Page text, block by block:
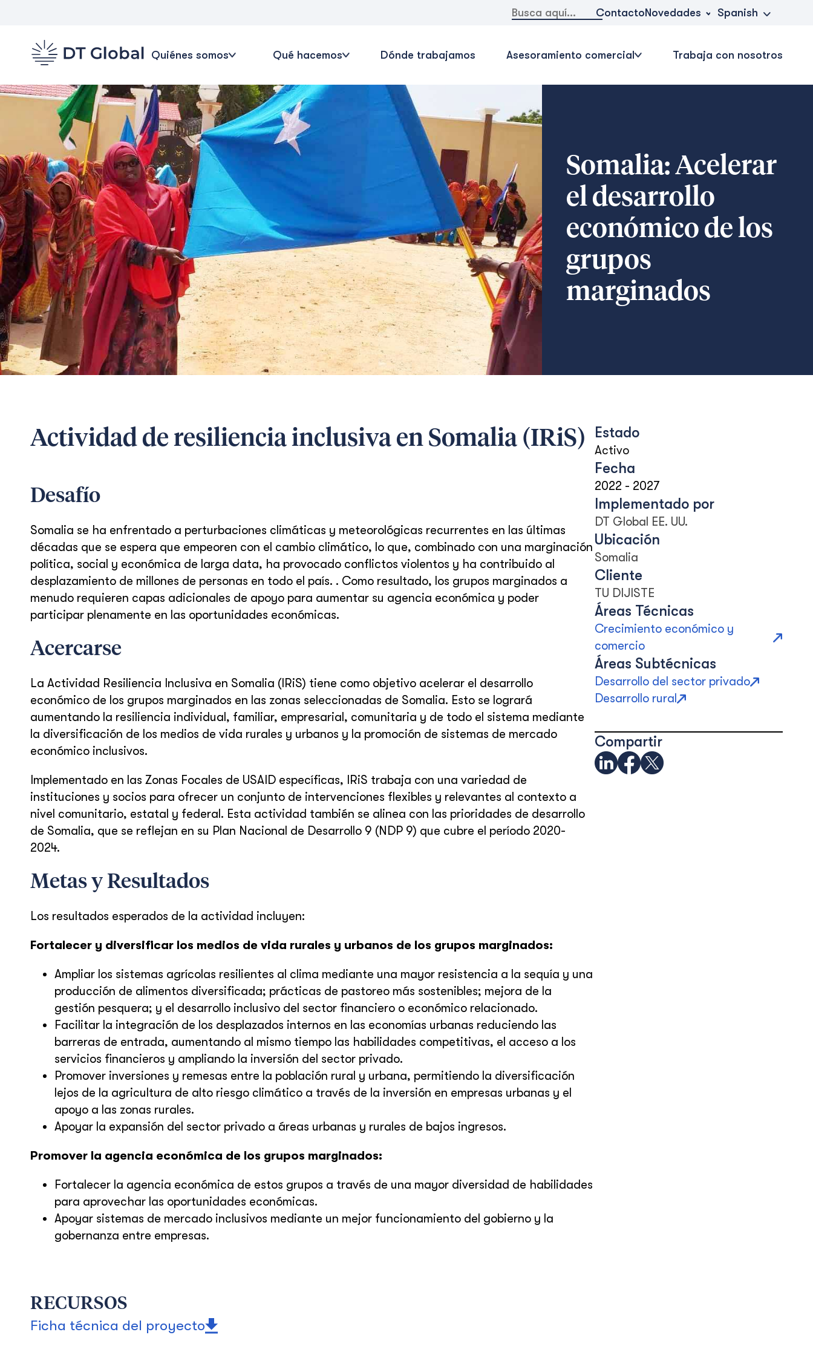
Buscar: ContactoNovedades Spanish
Quiénes somos Qué hacemos Dónde trabajamos Asesoramiento comercial Trabaja con nosotros
Somalia: Acelerar
el desarrollo
económico de los
grupos
marginados
Actividad de resiliencia inclusiva en Somalia (IRiS)
Desafío
Somalia se ha enfrentado a perturbaciones climáticas y meteorológicas recurrentes en las últimas
décadas que se espera que empeoren con el cambio climático, lo que, combinado con una marginación
política, social y económica de larga data, ha provocado conflictos violentos y ha contribuido al
desplazamiento de millones de personas en todo el país. . Como resultado, los grupos marginados a
menudo requieren capas adicionales de apoyo para aumentar su agencia económica y poder
participar plenamente en las oportunidades económicas.
Acercarse
La Actividad Resiliencia Inclusiva en Somalia (IRiS) tiene como objetivo acelerar el desarrollo
económico de los grupos marginados en las zonas seleccionadas de Somalia. Esto se logrará
aumentando la resiliencia individual, familiar, empresarial, comunitaria y de todo el sistema mediante
la diversificación de los medios de vida rurales y urbanos y la promoción de sistemas de mercado
económico inclusivos.
Implementado en las Zonas Focales de USAID específicas, IRiS trabaja con una variedad de
instituciones y socios para ofrecer un conjunto de intervenciones flexibles y relevantes al contexto a
nivel comunitario, estatal y federal. Esta actividad también se alinea con las prioridades de desarrollo
de Somalia, que se reflejan en su Plan Nacional de Desarrollo 9 (NDP 9) que cubre el período 2020-
2024.
Metas y Resultados
Los resultados esperados de la actividad incluyen:
Fortalecer y diversificar los medios de vida rurales y urbanos de los grupos marginados:
Ampliar los sistemas agrícolas resilientes al clima mediante una mayor resistencia a la sequía y una
producción de alimentos diversificada; prácticas de pastoreo más sostenibles; mejora de la
gestión pesquera; y el desarrollo inclusivo del sector financiero o económico relacionado.
Facilitar la integración de los desplazados internos en las economías urbanas reduciendo las
barreras de entrada, aumentando al mismo tiempo las habilidades competitivas, el acceso a los
servicios financieros y ampliando la inversión del sector privado.
Promover inversiones y remesas entre la población rural y urbana, permitiendo la diversificación
lejos de la agricultura de alto riesgo climático a través de la inversión en empresas urbanas y el
apoyo a las zonas rurales.
Apoyar la expansión del sector privado a áreas urbanas y rurales de bajos ingresos.
Promover la agencia económica de los grupos marginados:
Fortalecer la agencia económica de estos grupos a través de una mayor diversidad de habilidades
para aprovechar las oportunidades económicas.
Apoyar sistemas de mercado inclusivos mediante un mejor funcionamiento del gobierno y la
gobernanza entre empresas.
RECURSOS
Ficha técnica del proyecto
Estado
Activo
Fecha
2022 - 2027
Implementado por
DT Global EE. UU.
Ubicación
Somalia
Cliente
TU DIJISTE
Áreas Técnicas
Crecimiento económico y
comercio
Áreas Subtécnicas
Desarrollo del sector privado
Desarrollo rural
Compartir